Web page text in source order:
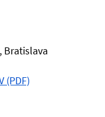
Bratislava
(PDF)